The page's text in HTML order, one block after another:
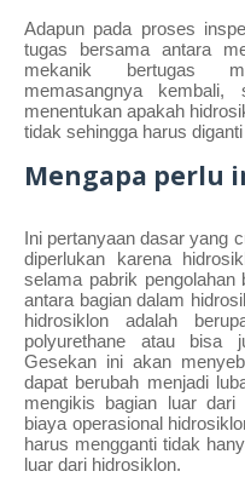
Adapun pada proses
tugas bersama antara
mekanik bertugas
memasangnya kembali,
menentukan apakah
tidak sehingga harus
Mengapa perlu
Ini pertanyaan dasar yang
diperlukan karena
selama pabrik pengolahan
antara bagian dalam
hidrosiklon adalah
polyurethane atau bisa
Gesekan ini akan
dapat berubah menjadi
mengikis bagian luar
biaya operasional
harus mengganti tidak
luar dari hidrosiklon.